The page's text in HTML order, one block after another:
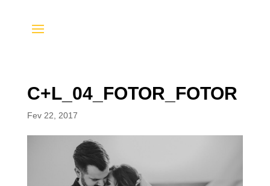
C+L_04_FOTOR_FOTOR
Fev 22, 2017